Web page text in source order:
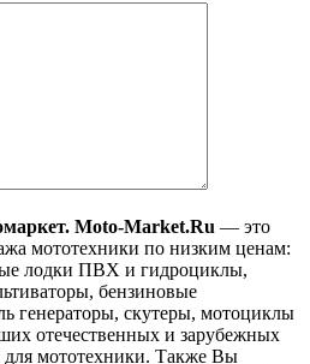
Moto-Market.Ru — это
мототехники по низким ценам:
лодки ПВХ и гидроциклы,
бензиновые
генераторы, скутеры, мотоциклы
отечественных и зарубежных
для мототехники. Также Вы